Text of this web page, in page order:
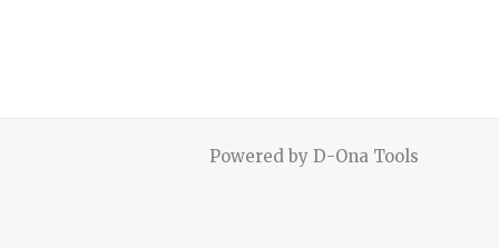
Powered by D-Ona Tools